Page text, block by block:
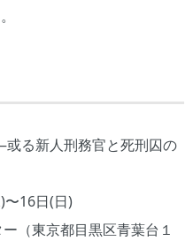
る新人刑務官と死刑囚の
〜16日(日)
（東京都目黒区青葉台１